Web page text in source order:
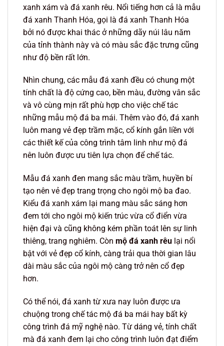
xanh xám và đá xanh rêu. Nổi tiếng hơn cả là mẫu
đá xanh Thanh Hóa, gọi là đá xanh Thanh Hóa
bởi nó được khai thác ở những dãy núi lâu năm
của tỉnh thành này và có màu sắc đặc trưng cũng
như độ bền rất lớn.
Nhìn chung, các mẫu đá xanh đều có chung một
tính chất là độ cứng cao, bền màu, đường vân sắc
và vô cùng mịn rất phù hợp cho việc chế tác
những mẫu mộ đá ba mái. Thêm vào đó, đá xanh
luôn mang vẻ đẹp trầm mặc, cổ kính gắn liền với
các thiết kế của công trình tâm linh như mộ đá
nên luôn được ưu tiên lựa chọn để chế tác.
Mẫu đá xanh đen mang sắc màu trầm, huyền bí
tạo nên vẻ đẹp trang trọng cho ngôi mộ ba đao.
Kiểu đá xanh xám lại mang màu sắc sáng hơn
đem tới cho ngôi mộ kiến trúc vừa cổ điển vừa
hiện đại và cũng không kém phần toát lên sự linh
thiêng, trang nghiêm. Còn mộ đá xanh rêu lại nổi
bật với vẻ đẹp cổ kính, càng trải qua thời gian lâu
dài màu sắc của ngôi mộ càng trở nên cổ đẹp
hơn.
Có thể nói, đá xanh từ xưa nay luôn được ưa
chuộng trong chế tác mộ đá ba mái hay bất kỳ
công trình đá mỹ nghệ nào. Từ dáng vẻ, tính chất
mà đá xanh đem lại cho công trình luôn đạt điểm